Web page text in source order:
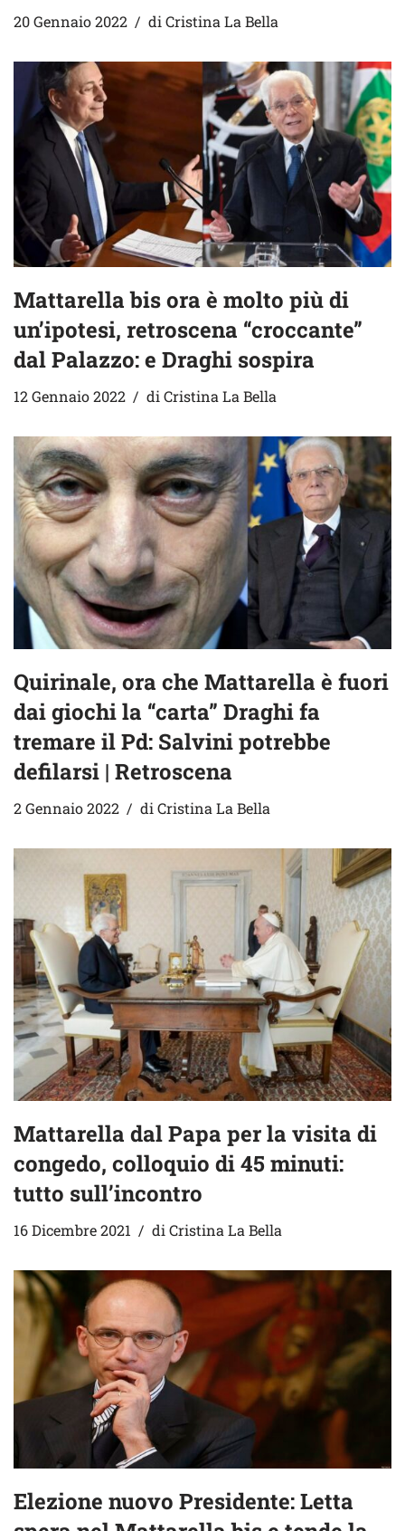
20 Gennaio 2022 di Cristina La Bella
Mattarella bis ora è molto più di
un’ipotesi, retroscena “croccante”
dal Palazzo: e Draghi sospira
12 Gennaio 2022 di Cristina La Bella
Quirinale, ora che Mattarella è fuori
dai giochi la “carta” Draghi fa
tremare il Pd: Salvini potrebbe
defilarsi | Retroscena
2 Gennaio 2022 di Cristina La Bella
Mattarella dal Papa per la visita di
congedo, colloquio di 45 minuti:
tutto sull’incontro
16 Dicembre 2021 di Cristina La Bella
Elezione nuovo Presidente: Letta